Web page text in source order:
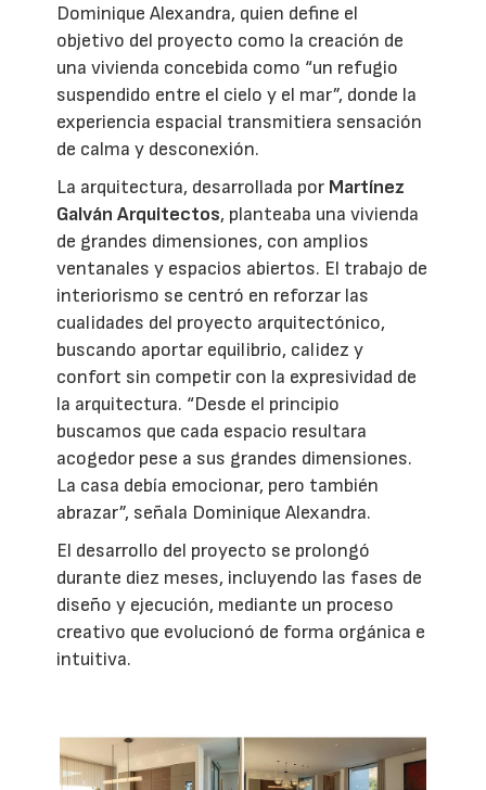
Dominique Alexandra, quien define el
objetivo del proyecto como la creación de
una vivienda concebida como “un refugio
suspendido entre el cielo y el mar”, donde la
experiencia espacial transmitiera sensación
de calma y desconexión.
La arquitectura, desarrollada por Martínez
Galván Arquitectos, planteaba una vivienda
de grandes dimensiones, con amplios
ventanales y espacios abiertos. El trabajo de
interiorismo se centró en reforzar las
cualidades del proyecto arquitectónico,
buscando aportar equilibrio, calidez y
confort sin competir con la expresividad de
la arquitectura. “Desde el principio
buscamos que cada espacio resultara
acogedor pese a sus grandes dimensiones.
La casa debía emocionar, pero también
abrazar”, señala Dominique Alexandra.
El desarrollo del proyecto se prolongó
durante diez meses, incluyendo las fases de
diseño y ejecución, mediante un proceso
creativo que evolucionó de forma orgánica e
intuitiva.